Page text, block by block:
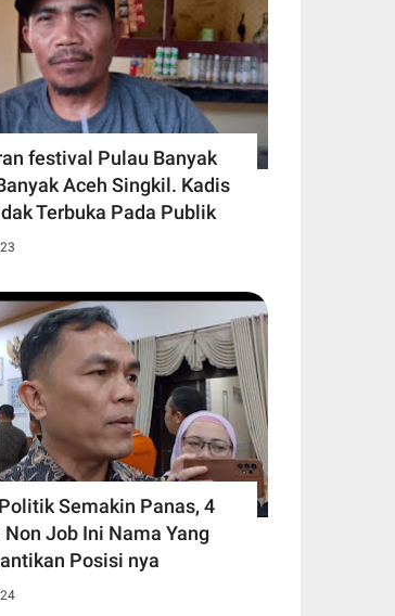
festival Pulau Banyak
Aceh Singkil. Kadis
Terbuka Pada Publik
Semakin Panas, 4
Non Job Ini Nama Yang
Posisi nya